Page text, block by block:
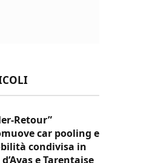
Retour”
car pooling e
condivisa in
e Tarentaise